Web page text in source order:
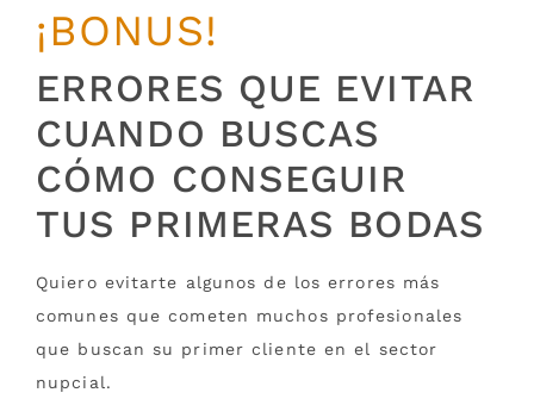
¡BONUS!
ERRORES QUE EVITAR
CUANDO BUSCAS
CÓMO CONSEGUIR
TUS PRIMERAS BODAS
Quiero evitarte algunos de los errores más
comunes que cometen muchos profesionales
que buscan su primer cliente en el sector
nupcial.